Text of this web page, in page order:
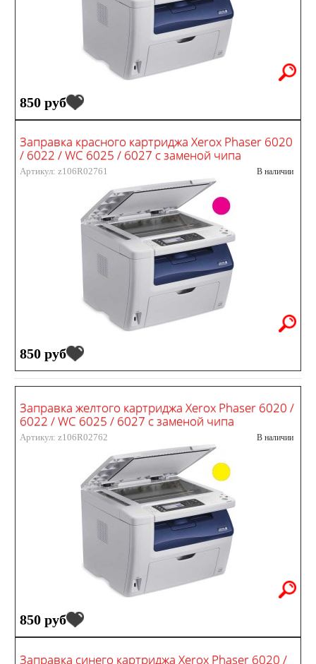
850 руб
Заправка красного картриджа Xerox Phaser 6020
/ 6022 / WC 6025 / 6027 с заменой чипа
Артикул: z106R02761 В наличии
850 руб
Заправка желтого картриджа Xerox Phaser 6020 /
6022 / WC 6025 / 6027 с заменой чипа
Артикул: z106R02762 В наличии
850 руб
Заправка синего картриджа Xerox Phaser 6020 /